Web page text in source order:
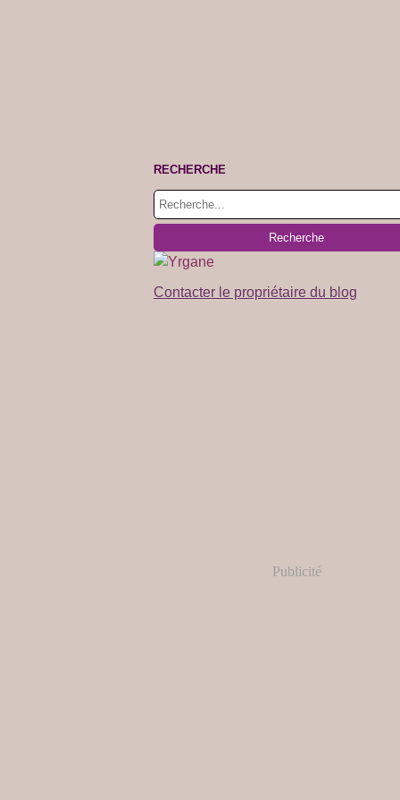
RECHERCHE
Contacter le propriétaire du blog
Publicité